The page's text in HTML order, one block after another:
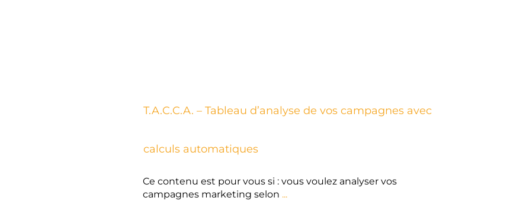
T.A.C.C.A. – Tableau d’analyse de vos campagnes avec
calculs automatiques
Ce contenu est pour vous si : vous voulez analyser vos
campagnes marketing selon ...